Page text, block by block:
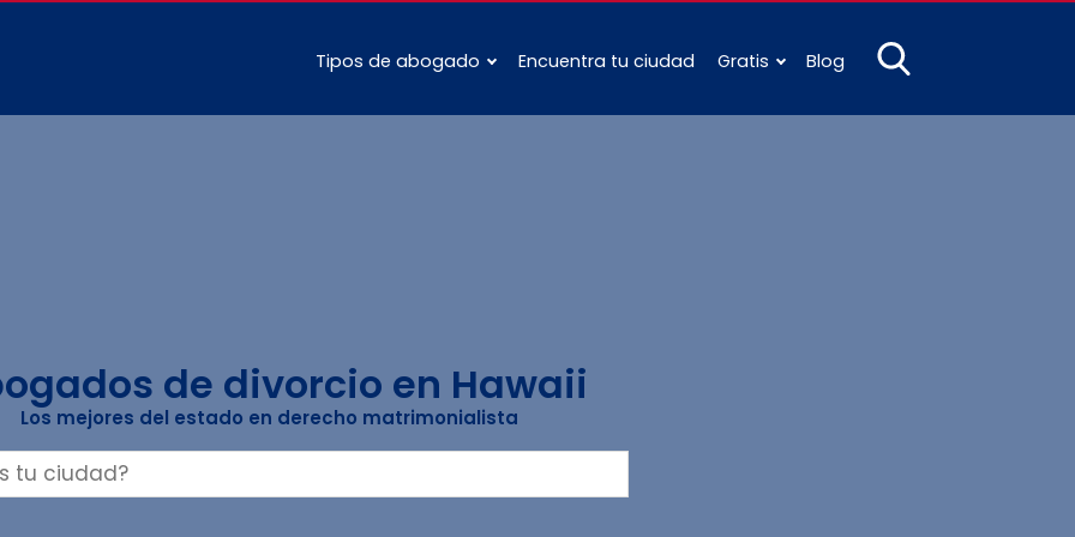
Tipos de abogado Encuentra tu ciudad Gratis Blog
de divorcio en Hawaii
Los mejores del estado en derecho matrimonialista
Buscar